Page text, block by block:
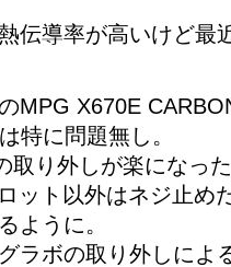
伝導率が高いけど最
MPG X670E
特に問題無し。
取り外しが楽になっ
ット以外はネジ止め
ように。
ラボの取り外しに